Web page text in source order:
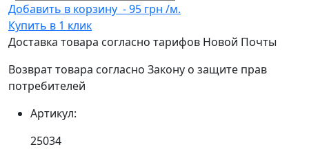
Добавить в корзину -95 грн /м.
Купить в 1 клик
Доставка товара согласно тарифов Новой Почты
Возврат товара согласно Закону о защите прав
потребителей
Артикул:
25034